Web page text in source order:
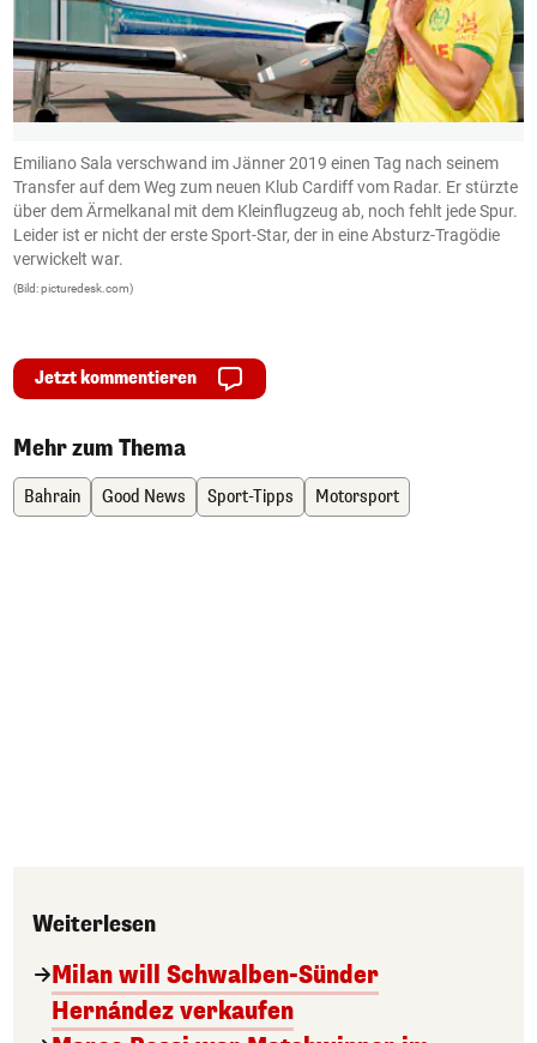
Emiliano Sala verschwand im Jänner 2019 einen Tag nach seinem
Transfer auf dem Weg zum neuen Klub Cardiff vom Radar. Er stürzte
über dem Ärmelkanal mit dem Kleinflugzeug ab, noch fehlt jede Spur.
Leider ist er nicht der erste Sport-Star, der in eine Absturz-Tragödie
verwickelt war.
(Bild: picturedesk.com)
Jetzt kommentieren
Mehr zum Thema
Bahrain Good News Sport-Tipps Motorsport
Weiterlesen
Milan will Schwalben-Sünder
Hernández verkaufen